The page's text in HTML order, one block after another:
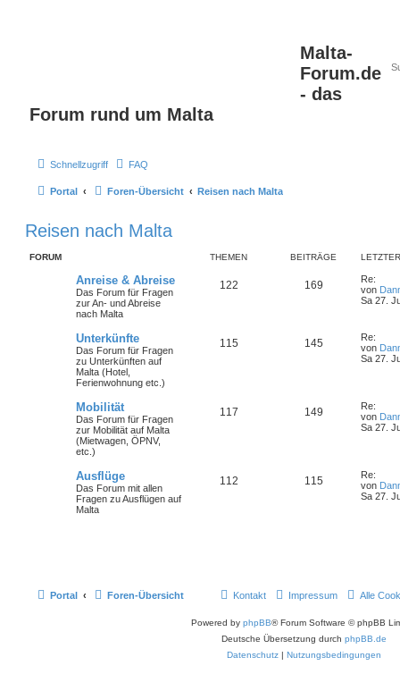
Malta-
Forum.de
- das
Forum rund um Malta
Schnellzugriff FAQ
Portal Foren-Übersicht Reisen nach Malta
Reisen nach Malta
FORUM THEMEN BEITRÄGE
Anreise & Abreise
Das Forum für Fragen
zur An- und Abreise
nach Malta
122 169
Re:
von
Sa 27.
Unterkünfte
Das Forum für Fragen
zu Unterkünften auf
Malta (Hotel,
Ferienwohnung etc.)
115 145
Re:
von
Sa 27.
Mobilität
Das Forum für Fragen
zur Mobilität auf Malta
(Mietwagen, ÖPNV,
etc.)
117 149
Re:
von
Sa 27.
Ausflüge
Das Forum mit allen
Fragen zu Ausflügen auf
Malta
112 115
Re:
von
Sa 27.
Portal Foren-Übersicht Alle
Impressum
Kontakt
Powered by phpBB® Forum Software © phpBB
Deutsche Übersetzung durch phpBB.de
Datenschutz | Nutzungsbedingungen